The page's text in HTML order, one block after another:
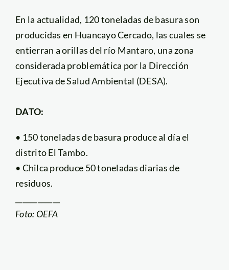
En la actualidad, 120 toneladas de basura son
producidas en Huancayo Cercado, las cuales se
entierran a orillas del río Mantaro, una zona
considerada problemática por la Dirección
Ejecutiva de Salud Ambiental (DESA).
DATO:
• 150 toneladas de basura produce al día el
distrito El Tambo.
• Chilca produce 50 toneladas diarias de
residuos.
Foto: OEFA